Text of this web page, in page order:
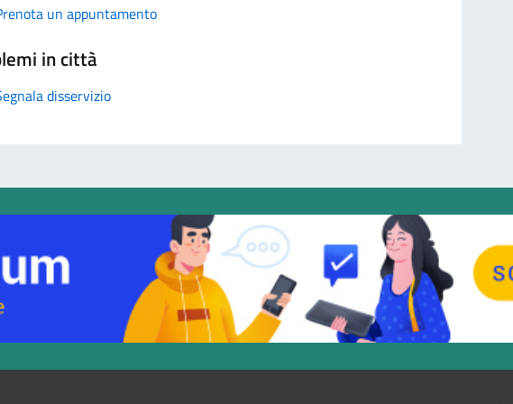
un appuntamento
in città
disservizio